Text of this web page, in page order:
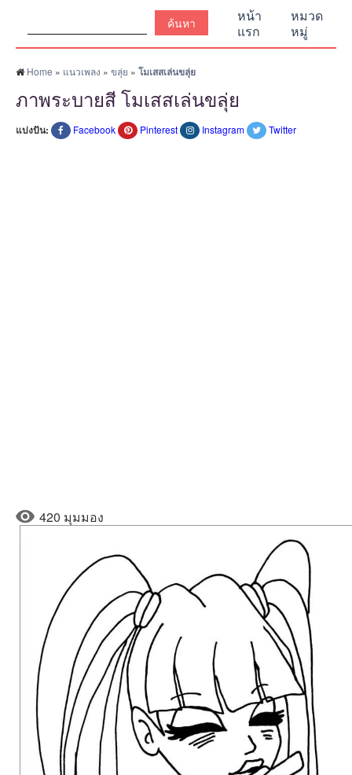
หน้า
แรก
หมวด
หมู่
Home » แนวเพลง » ขลุ่ย » โมเสสเล่นขลุ่ย
ภาพระบายสี โมเสสเล่นขลุ่ย
แบ่งปัน: Facebook Pinterest Instagram Twitter
420 มุมมอง